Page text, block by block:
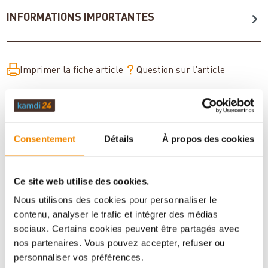
Consentement Détails À propos des cookies
Ce site web utilise des cookies.
Nous utilisons des cookies pour personnaliser le
contenu, analyser le trafic et intégrer des médias
sociaux. Certains cookies peuvent être partagés avec
nos partenaires. Vous pouvez accepter, refuser ou
personnaliser vos préférences.
INFORMATIONS IMPORTANTES
Imprimer la fiche article Question sur l’article
Votre conseiller en matière de poêles
et de cheminées: